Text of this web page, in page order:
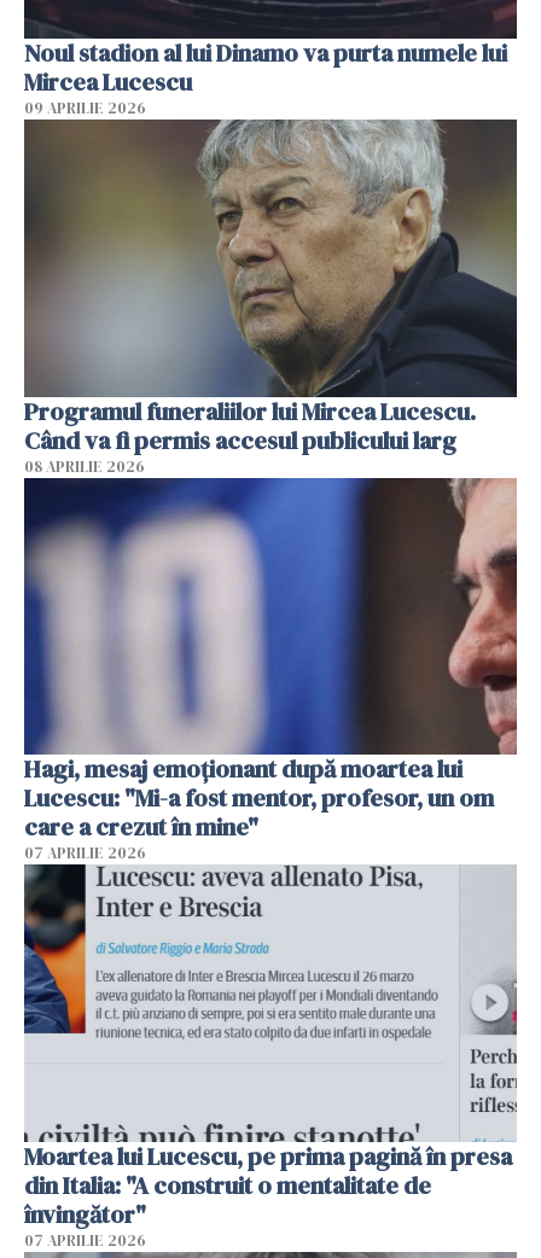
Noul stadion al lui Dinamo va purta numele lui
Mircea Lucescu
09 APRILIE 2026
Programul funeraliilor lui Mircea Lucescu.
Când va fi permis accesul publicului larg
08 APRILIE 2026
Hagi, mesaj emoționant după moartea lui
Lucescu: "Mi-a fost mentor, profesor, un om
care a crezut în mine"
07 APRILIE 2026
Moartea lui Lucescu, pe prima pagină în presa
din Italia: "A construit o mentalitate de
învingător"
07 APRILIE 2026